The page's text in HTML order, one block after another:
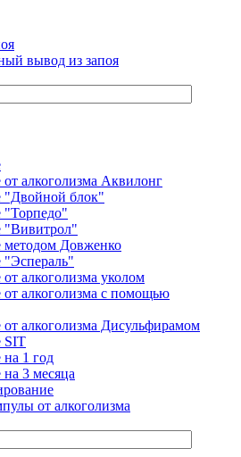
вывод из запоя
алкоголизма Аквилонг
"Двойной блок"
"Торпедо"
"Вивитрол"
методом Довженко
"Эспераль"
алкоголизма уколом
алкоголизма с помощью
алкоголизма Дисульфирамом
SIT
1 год
3 месяца
от алкоголизма